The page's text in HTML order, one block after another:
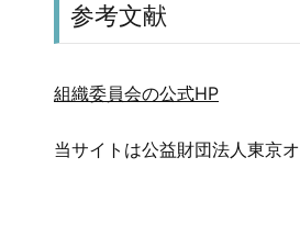
参考文献
組織委員会の公式HP
当サイトは公益財団法人東京